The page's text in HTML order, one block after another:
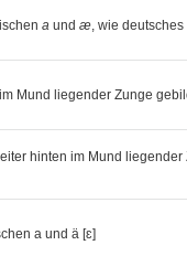
a und æ, wie deutsches
Mund liegender Zunge
hinten im Mund
a und ä [ɛ]